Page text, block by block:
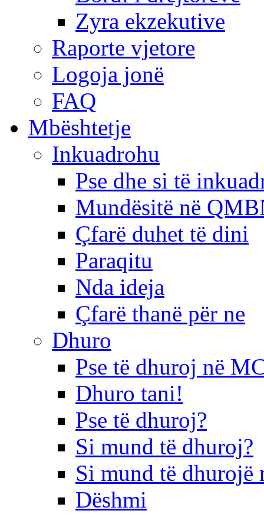
Zyra ekzekutive
Raporte vjetore
Logoja jonë
FAQ
Mbështetje
Inkuadrohu
Pse dhe si të
Mundësitë në
Çfarë duhet të dini
Paraqitu
Nda ideja
Çfarë thanë për ne
Dhuro
Pse të dhuroj në
Dhuro tani!
Pse të dhuroj?
Si mund të dhuroj?
Si mund të dhurojë
Dëshmi